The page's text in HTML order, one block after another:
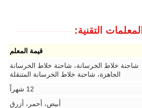
المعلمات التقنية:
قيمة المعلم
شاحنة خلاط الخرسانة، شاحنة خلاط الخرسانة
الجاهزة، شاحنة خلاط الخرسانة المتنقلة
12 شهراً
أبيض، أحمر، أزرق